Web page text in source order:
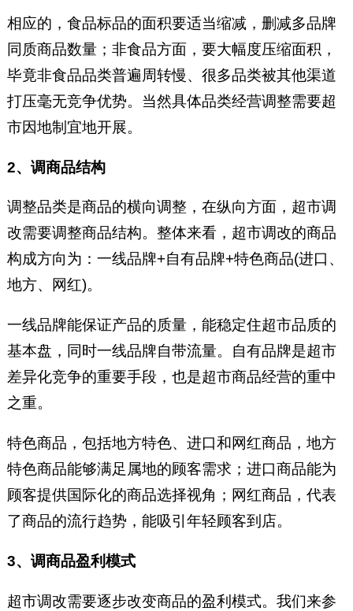
相应的，食品标品的面积要适当缩减，删减多品牌
同质商品数量；非食品方面，要大幅度压缩面积，
毕竟非食品品类普遍周转慢、很多品类被其他渠道
打压毫无竞争优势。当然具体品类经营调整需要超
市因地制宜地开展。
2、调商品结构
调整品类是商品的横向调整，在纵向方面，超市调
改需要调整商品结构。整体来看，超市调改的商品
构成方向为：一线品牌+自有品牌+特色商品(进口、
地方、网红)。
一线品牌能保证产品的质量，能稳定住超市品质的
基本盘，同时一线品牌自带流量。自有品牌是超市
差异化竞争的重要手段，也是超市商品经营的重中
之重。
特色商品，包括地方特色、进口和网红商品，地方
特色商品能够满足属地的顾客需求；进口商品能为
顾客提供国际化的商品选择视角；网红商品，代表
了商品的流行趋势，能吸引年轻顾客到店。
3、调商品盈利模式
超市调改需要逐步改变商品的盈利模式。我们来参